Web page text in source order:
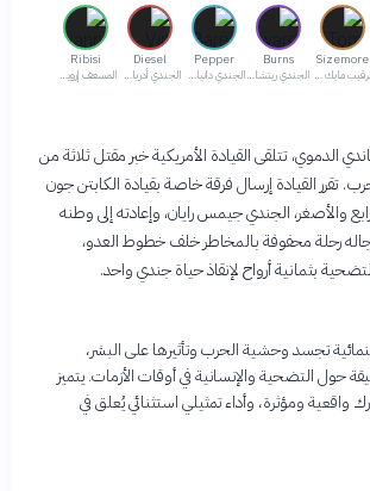
Sizemore
الرقيب مايك هورفاث
Burns
الجندي ريتشارد رايبن
Pepper
الجندي دانيال جاكسون
Diesel
الجندي أدريان كابارزو
Ribisi
المسعف إروين واد
الدموي، تتلقى القيادة الأمريكية خبر مقتل ثلاثة من
تقرر القيادة إرسال فرقة خاصة بقيادة الكابتن جون
والأصغر، الجندي جيمس رايان، وإعادته إلى وطنه
رحلة محفوفة بالمخاطر خلف خطوط العدو،
بثمانية أرواح لإنقاذ حياة جندي واحد.
تجسد وحشية الحرب وتأثيرها على البشر،
حول التضحية والإنسانية في أوقات الأزمات. يتميز
واقعية ومؤثرة، وأداء تمثيلي استثنائي يُعلق في